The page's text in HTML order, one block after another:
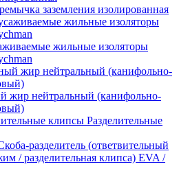
заземления изолированная
жильные изоляторы
жир нейтральный (канифольно-
Разделительные